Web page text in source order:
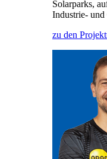
Solarparks,
Industrie- und
zu den